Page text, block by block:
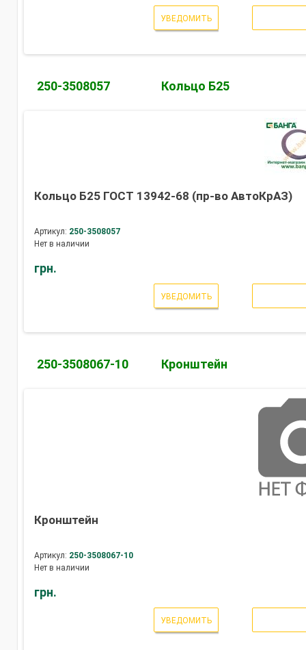
УВЕДОМИТЬ
250-3508057 Кольцо Б25
Кольцo Б25 ГОСТ 13942-68 (пр-во АвтоКрАЗ)
Артикул: 250-3508057
Нет в наличии
грн.
УВЕДОМИТЬ
250-3508067-10 Кронштейн
Кронштейн
Артикул: 250-3508067-10
Нет в наличии
грн.
УВЕДОМИТЬ